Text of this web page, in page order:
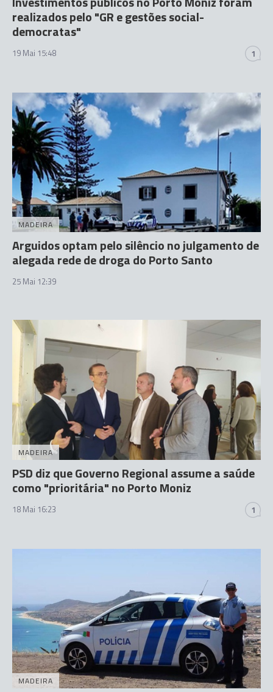
realizados pelo "GR e gestões social-
democratas"
19 Mai 15:48 1
MADEIRA
Arguidos optam pelo silêncio no julgamento de
alegada rede de droga do Porto Santo
25 Mai 12:39
MADEIRA
PSD diz que Governo Regional assume a saúde
como "prioritária" no Porto Moniz
18 Mai 16:23 1
MADEIRA